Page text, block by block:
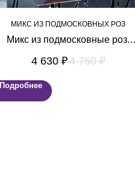
МИКС ИЗ ПОДМОСКОВНЫХ РОЗ
Микс из подмосковные роз.
перевязанных атласной лентой
4 630 ₽4 750 ₽
Подробнее